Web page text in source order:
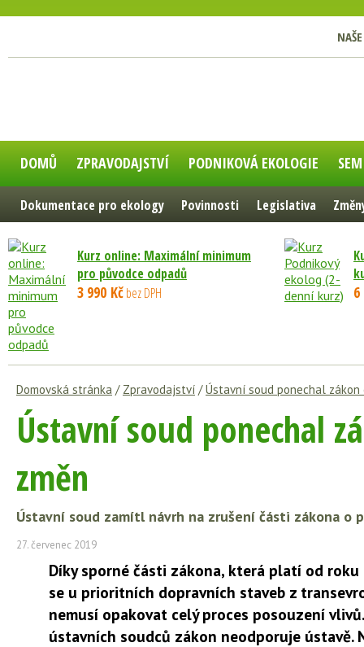
DOMŮ ZPRAVODAJSTVÍ PODNIKOVÁ EKOLOGIE
Dokumentace pro ekology Povinnosti Legislativa
Kurz online: Maximální minimum
pro původce odpadů
3 990 Kčbez DPH 6
Domovská stránka / Zpravodajství /Ústavní soud ponechal
Ústavní soud ponechal
změn
Ústavní soud zamítl návrh na zrušení části zákona
27. červenec 2019
Díky sporné části zákona, která platí od roku
se u prioritních dopravních staveb z
nemusí opakovat celý proces posouzení
ústavních soudců zákon neodporuje ústavě.